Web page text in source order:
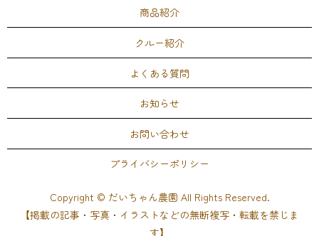
商品紹介
クルー紹介
よくある質問
お知らせ
お問い合わせ
プライバシーポリシー
Copyright © だいちゃん農園 All Rights Reserved.
【掲載の記事・写真・イラストなどの無断複写・転載を禁じま
す】